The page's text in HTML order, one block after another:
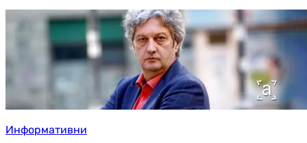
Информативни